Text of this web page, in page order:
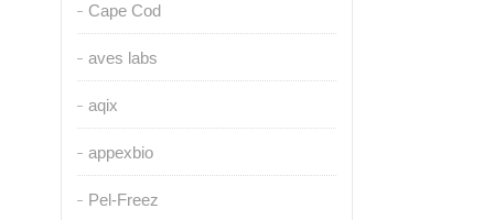
Cape Cod
aves labs
aqix
appexbio
Pel-Freez